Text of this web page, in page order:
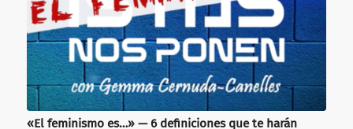
«El feminismo es…» — 6 definiciones que te harán